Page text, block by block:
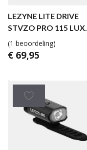
LEZYNE LITE DRIVE
STVZO PRO 115 LUX
BLACK
(1 beoordeling)
€ 69,95